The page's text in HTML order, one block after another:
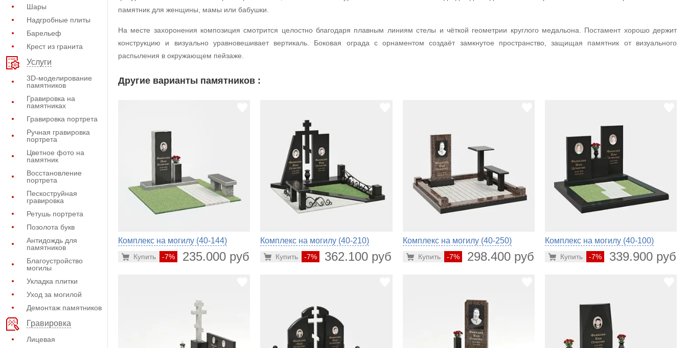
Шары
Надгробные плиты
Барельеф
Крест из гранита
Услуги
3D-моделирование
памятников
Гравировка на
памятниках
Гравировка портрета
Ручная гравировка
портрета
Цветное фото на
памятник
Восстановление
портрета
Пескоструйная
гравировка
Ретушь портрета
Позолота букв
Антидождь для
памятников
Благоустройство
могилы
Укладка плитки
Уход за могилой
Демонтаж памятников
Гравировка
Лицевая
памятник для женщины, мамы или бабушки.
На месте захоронения композиция смотрится целостно благодаря плавным линиям стелы и чёткой геометрии круглого медальона. Постамент хорошо держит
конструкцию и визуально уравновешивает вертикаль. Боковая ограда с орнаментом создаёт замкнутое пространство, защищая памятник от визуального
распыления в окружающем пейзаже.
Другие варианты памятников :
Комплекс на могилу (40-144)
-7% 235.000 руб.
Купить
Комплекс на могилу (40-210)
-7% 362.100 руб.
Купить
Комплекс на могилу (40-250)
-7% 298.400 руб.
Купить
Комплекс на могилу (40-100)
-7% 339.900 руб.
Купить